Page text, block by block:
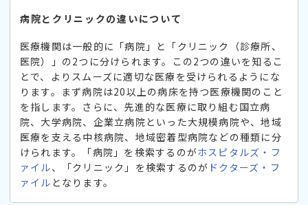
病院とクリニックの違いについて
医療機関は一般的に「病院」と「クリニック（診療所、
医院）」の2つに分けられます。この2つの違いを知るこ
とで、よりスムーズに適切な医療を受けられるようにな
ります。まず病院は20以上の病床を持つ医療機関のこと
を指します。さらに、先進的な医療に取り組む国立病
院、大学病院、企業立病院といった大規模病院や、地域
医療を支える中核病院、地域密着型病院などの種類に分
けられます。「病院」を検索するのがホスピタルズ・フ
ァイル、「クリニック」を検索するのが ドクターズ・フ
ァイル となります。